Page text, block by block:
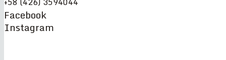
Facebook
Instagram